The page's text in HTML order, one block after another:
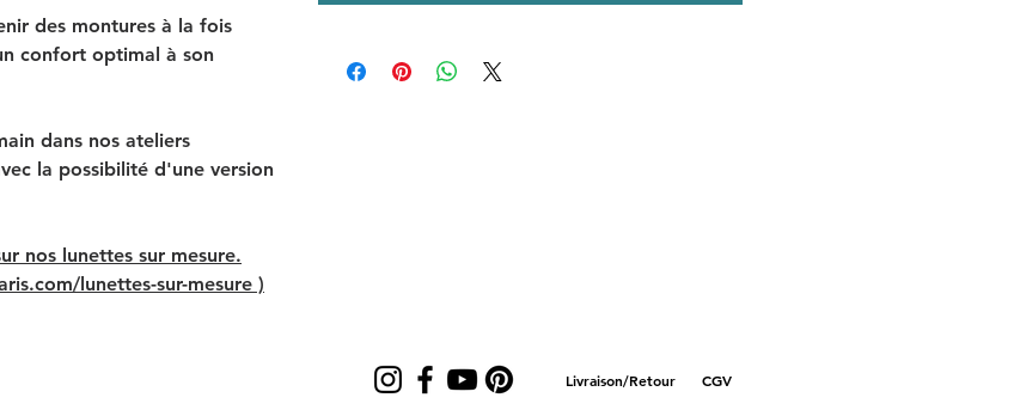
des montures à la fois
confort optimal à son
dans nos ateliers
la possibilité d'une version
nos lunettes sur mesure.
lunettes-sur-mesure )
CGV
Livraison/Retour